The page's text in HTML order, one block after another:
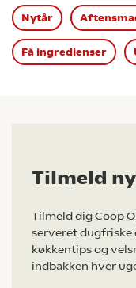
Nytår
Få ingredienser
Tilmeld
Tilmeld dig Coop
serveret
køkkentips og
indbakken hver